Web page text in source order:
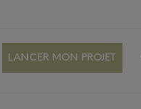
LANCER MON PROJET